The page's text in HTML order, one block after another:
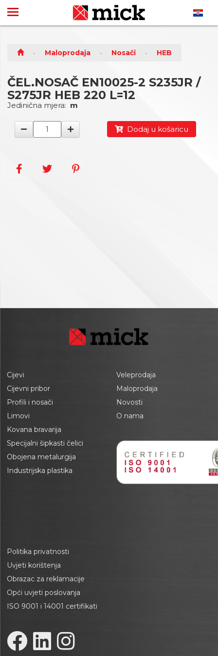
Maloprodaja Nosači HEB
ČEL.NOSAČ EN10025-2 S235JR /
S275JR HEB 220 L=12
Jedinična mjera: m
Dodaj u košaricu
Cijevi
Cijevni pribor
Profili i nosači
Limovi
Kovana bravarija
Specijalni šipkasti čelici
Obojena metalurgija
Industrijska plastika
Veleprodaja
Maloprodaja
Novosti
O nama
Politika privatnosti
Uvjeti korištenja
Obrazac za reklamacije
Opći uvjeti poslovanja
ISO 9001 i 14001 certifikati